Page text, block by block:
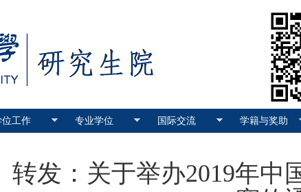
位工作 专业学位 国际交流 学籍与奖助
转发：关于举办2019年中